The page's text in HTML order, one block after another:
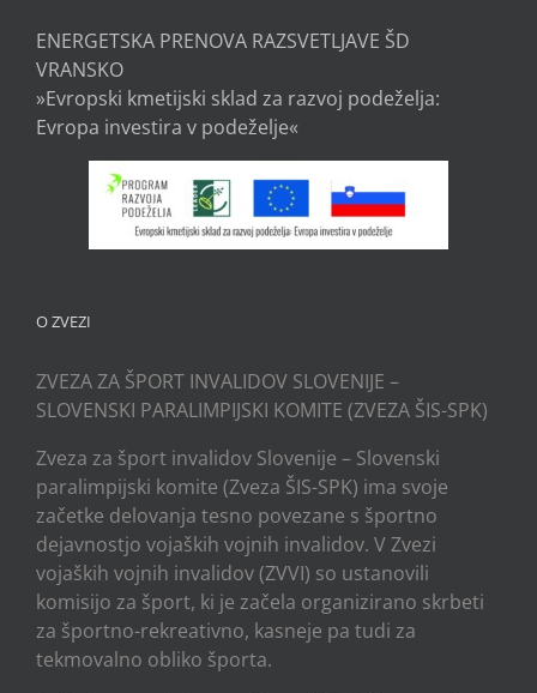
ENERGETSKA PRENOVA RAZSVETLJAVE ŠD
VRANSKO
»Evropski kmetijski sklad za razvoj podeželja:
Evropa investira v podeželje«
O ZVEZI
ZVEZA ZA ŠPORT INVALIDOV SLOVENIJE –
SLOVENSKI PARALIMPIJSKI KOMITE (ZVEZA ŠIS-SPK)
Zveza za šport invalidov Slovenije – Slovenski
paralimpijski komite (Zveza ŠIS-SPK) ima svoje
začetke delovanja tesno povezane s športno
dejavnostjo vojaških vojnih invalidov. V Zvezi
vojaških vojnih invalidov (ZVVI) so ustanovili
komisijo za šport, ki je začela organizirano skrbeti
za športno-rekreativno, kasneje pa tudi za
tekmovalno obliko športa.